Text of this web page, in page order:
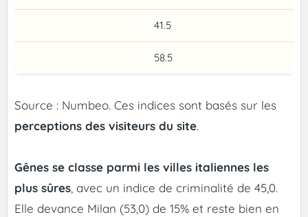
41.5
58.5
Source : Numbeo. Ces indices sont basés sur les
perceptions des visiteurs du site.
Gênes se classe parmi les villes italiennes les
plus sûres , avec un indice de criminalité de 45,0.
Elle devance Milan (53,0) de 15% et reste bien en